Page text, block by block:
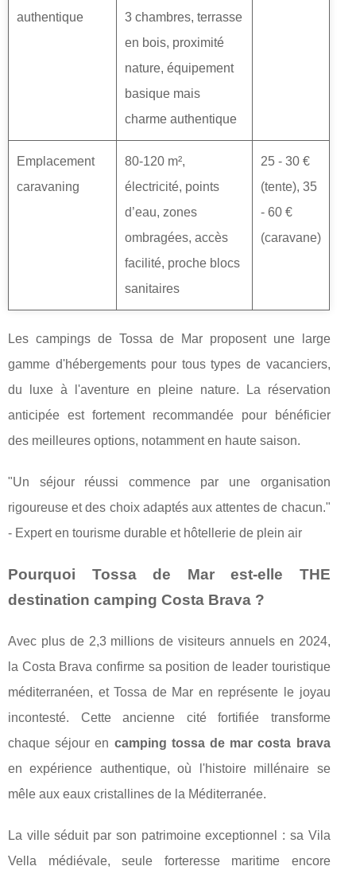
authentique
3 chambres, terrasse
en bois, proximité
nature, équipement
basique mais
charme authentique
Emplacement
caravaning
80-120 m²,
électricité, points
d’eau, zones
ombragées, accès
facilité, proche blocs
sanitaires
25 - 30 €
(tente), 35
- 60 €
(caravane)
Les campings de Tossa de Mar proposent une large
gamme d'hébergements pour tous types de vacanciers,
du luxe à l'aventure en pleine nature. La réservation
anticipée est fortement recommandée pour bénéficier
des meilleures options, notamment en haute saison.
"Un séjour réussi commence par une organisation
rigoureuse et des choix adaptés aux attentes de chacun."
- Expert en tourisme durable et hôtellerie de plein air
Pourquoi Tossa de Mar est-elle THE
destination camping Costa Brava ?
Avec plus de 2,3 millions de visiteurs annuels en 2024,
la Costa Brava confirme sa position de leader touristique
méditerranéen, et Tossa de Mar en représente le joyau
incontesté. Cette ancienne cité fortifiée transforme
chaque séjour en camping tossa de mar costa brava
en expérience authentique, où l'histoire millénaire se
mêle aux eaux cristallines de la Méditerranée.
La ville séduit par son patrimoine exceptionnel : sa Vila
Vella médiévale, seule forteresse maritime encore